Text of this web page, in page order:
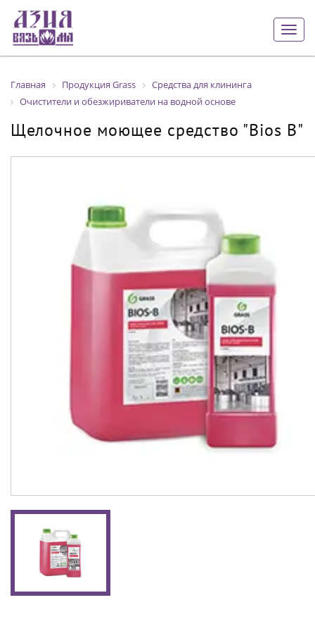
Главная Продукция Grass
Средства для клининга
Очистители и обезжириватели на водной основе
Щелочное моющее средство "Bios B"